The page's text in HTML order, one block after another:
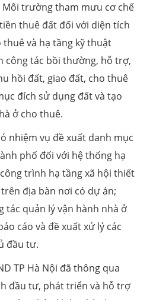
Môi trường tham mưu cơ chế
thuê đất đối với diện tích
và hạ tầng kỹ thuật
công tác bồi thường, hỗ trợ,
hồi đất, giao đất, cho thuê
đích sử dụng đất và tạo
ở cho thuê.
nhiệm vụ đề xuất danh mục
phố đối với hệ thống hạ
trình hạ tầng xã hội thiết
địa bàn nơi có dự án;
tác quản lý vận hành nhà ở
cáo và đề xuất xử lý các
đầu tư.
TP Hà Nội đã thông qua
đầu tư, phát triển và hỗ trợ